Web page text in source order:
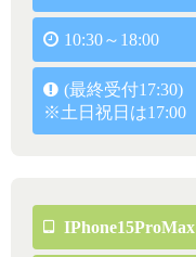
10:30～18:00
(最終受付17:30)
※土日祝日は17:00
IPhone15ProMax